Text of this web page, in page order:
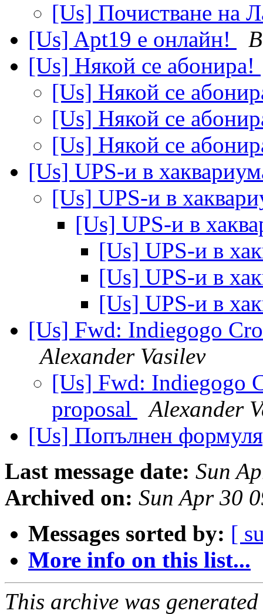
[Us] Почистване на
[Us] Apt19 е онлайн!
[Us] Някой се абонира!
[Us] Някой се
[Us] Някой се
[Us] Някой се
[Us] UPS-и в
[Us] UPS-и в
[Us] UPS-и в
[Us] UPS-и в
[Us] UPS-и в
[Us] UPS-и в
[Us] Fwd: Indiegogo
Alexander Vasilev
[Us] Fwd: Indiegogo
proposal
Alexander
[Us] Попълнен
Last message date: Sun
Archived on: Sun Apr 30
Messages sorted by: [
More info on this list...
This archive was